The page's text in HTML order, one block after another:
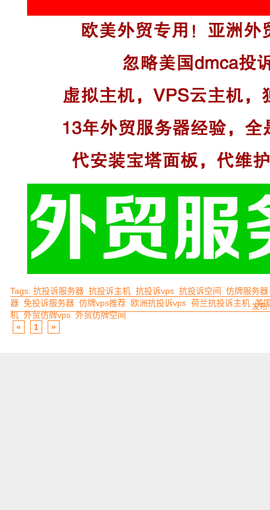
Tags:抗投诉服务器 抗投诉主机 抗投诉vps 抗投诉空间
仿牌服务器
器 免投诉服务器 仿牌vps推荐 欧洲抗投诉vps 荷兰抗投诉主机 美
机 外贸仿牌vps 外贸仿牌空间
发布
« 1 »